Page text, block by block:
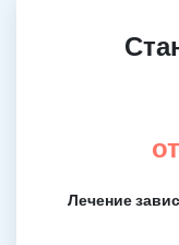
от
Лечение